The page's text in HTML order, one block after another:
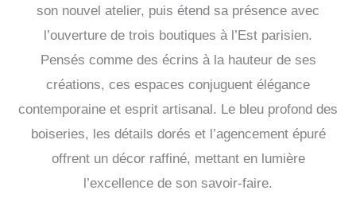
son nouvel atelier, puis étend sa présence avec
l’ouverture de trois boutiques à l’Est parisien.
Pensés comme des écrins à la hauteur de ses
créations, ces espaces conjuguent élégance
contemporaine et esprit artisanal. Le bleu profond des
boiseries, les détails dorés et l’agencement épuré
offrent un décor raffiné, mettant en lumière
l’excellence de son savoir-faire.